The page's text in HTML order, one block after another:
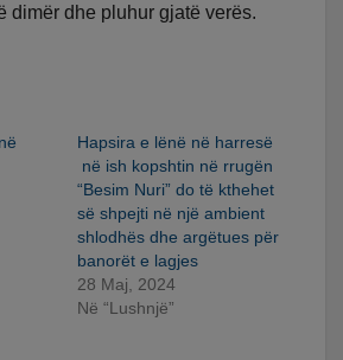
dimër dhe pluhur gjatë verës.
Hapsira e lënë në harresë
në ish kopshtin në rrugën
“Besim Nuri” do të kthehet
së shpejti në një ambient
shlodhës dhe argëtues për
banorët e lagjes
28 Maj, 2024
Në “Lushnjë”